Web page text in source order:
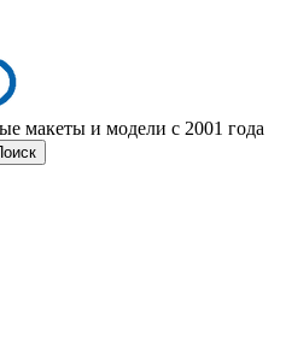
макеты и модели с 2001 года